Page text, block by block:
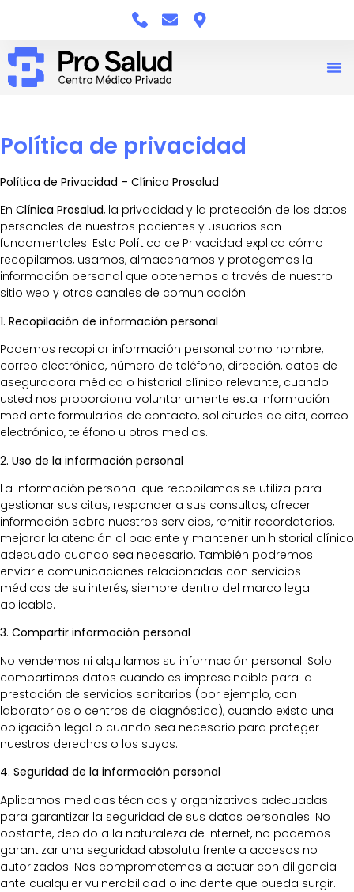
Política de privacidad
Política de Privacidad – Clínica Prosalud
En Clínica Prosalud, la privacidad y la protección de los datos
personales de nuestros pacientes y usuarios son
fundamentales. Esta Política de Privacidad explica cómo
recopilamos, usamos, almacenamos y protegemos la
información personal que obtenemos a través de nuestro
sitio web y otros canales de comunicación.
1. Recopilación de información personal
Podemos recopilar información personal como nombre,
correo electrónico, número de teléfono, dirección, datos de
aseguradora médica o historial clínico relevante, cuando
usted nos proporciona voluntariamente esta información
mediante formularios de contacto, solicitudes de cita, correo
electrónico, teléfono u otros medios.
2. Uso de la información personal
La información personal que recopilamos se utiliza para
gestionar sus citas, responder a sus consultas, ofrecer
información sobre nuestros servicios, remitir recordatorios,
mejorar la atención al paciente y mantener un historial clínico
adecuado cuando sea necesario. También podremos
enviarle comunicaciones relacionadas con servicios
médicos de su interés, siempre dentro del marco legal
aplicable.
3. Compartir información personal
No vendemos ni alquilamos su información personal. Solo
compartimos datos cuando es imprescindible para la
prestación de servicios sanitarios (por ejemplo, con
laboratorios o centros de diagnóstico), cuando exista una
obligación legal o cuando sea necesario para proteger
nuestros derechos o los suyos.
4. Seguridad de la información personal
Aplicamos medidas técnicas y organizativas adecuadas
para garantizar la seguridad de sus datos personales. No
obstante, debido a la naturaleza de Internet, no podemos
garantizar una seguridad absoluta frente a accesos no
autorizados. Nos comprometemos a actuar con diligencia
ante cualquier vulnerabilidad o incidente que pueda surgir.